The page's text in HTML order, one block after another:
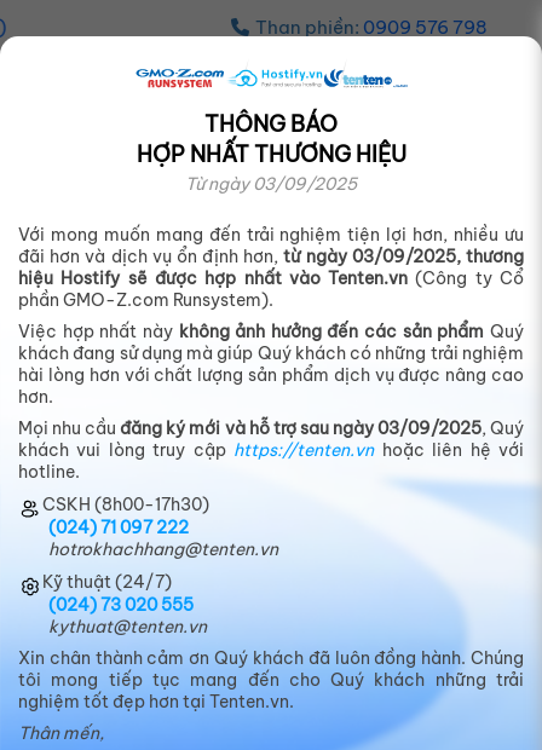
0909 576 798
WORDPRESS HOSTING
Tăng tốc vượt trội cho website
Wordpress
• 100% ổ cứng SSD cho tốc độ xử lý nhanh
gấp 4 lần
• Công nghệKUSANAGItối ưu, bứt phá tốc
độ cho website
•Miễn phí bảo mật SSL, chuyển dữ liệu từ
nơi khác về
• Thông số đáp ứng tiêu chuẩn xử lý tốt
nhất cho WordPress
• Hỗ trợ nhiều phiên bản PHP
Chỉ từ39.000 đồng/tháng
THÔNG BÁO
HỢP NHẤT THƯƠNG HIỆU
Từ ngày 03/09/2025
Với mong muốn mang đến trải nghiệm tiện lợi hơn, nhiều ưu
đãi hơn và dịch vụ ổn định hơn,từ ngày 03/09/2025, thương
hiệu Hostify sẽ được hợp nhất vào Tenten.vn (Công ty Cổ
phần GMO-Z.com Runsystem).
Việc hợp nhất này không ảnh hưởng đến các sản phẩm Quý
khách đang sử dụng mà giúp Quý khách có những trải nghiệm
hài lòng hơn với chất lượng sản phẩm dịch vụ được nâng cao
hơn.
Mọi nhu cầu đăng ký mới và hỗ trợ sau ngày 03/09/2025, Quý
khách vui lòng truy cập https://tenten.vnhoặc liên hệ với
hotline.
CSKH (8h00-17h30)
(024) 71 097 222
hotrokhachhang@tenten.vn
Kỹ thuật (24/7)
(024) 73 020 555
kythuat@tenten.vn
Xin chân thành cảm ơn Quý khách đã luôn đồng hành. Chúng
tôi mong tiếp tục mang đến cho Quý khách những trải
nghiệm tốt đẹp hơn tại Tenten.vn.
Thân mến,